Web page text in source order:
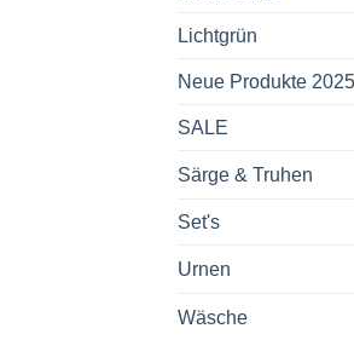
Lichtgrün
Neue Produkte 2025
SALE
Särge & Truhen
Set's
Urnen
Wäsche